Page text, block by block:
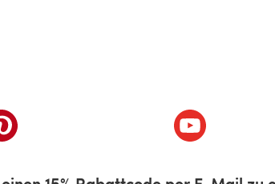
(öffnet sich in einem neuen Tab)(öffnet sich in